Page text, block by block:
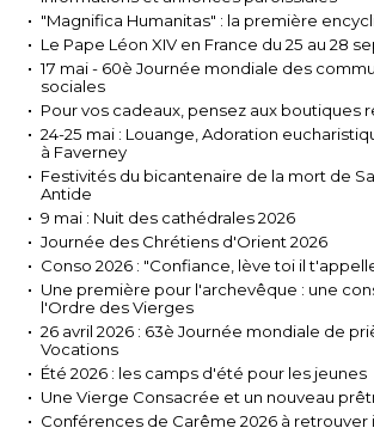
"Magnifica Humanitas" : la première
Le Pape Léon XIV en France du 25 au 28
17 mai - 60è Journée mondiale des
sociales
Pour vos cadeaux, pensez aux boutiques
24-25 mai : Louange, Adoration
à Faverney
Festivités du bicantenaire de la mort de
Antide
9 mai : Nuit des cathédrales 2026
Journée des Chrétiens d'Orient 2026
Conso 2026 : "Confiance, lève toi il
Une première pour l'archevêque : une
l'Ordre des Vierges
26 avril 2026 : 63è Journée mondiale de
Vocations
Été 2026 : les camps d'été pour les jeunes
Une Vierge Consacrée et un nouveau
Conférences de Carême 2026 à retrouver